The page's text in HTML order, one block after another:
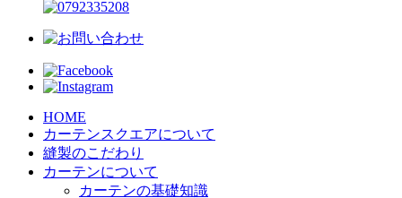
HOME
カーテンスクエアについて
縫製のこだわり
カーテンについて
カーテンの基礎知識